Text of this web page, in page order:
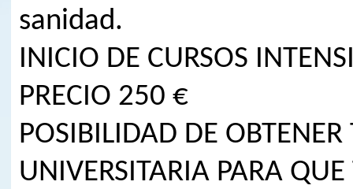
sanidad.
INICIO DE CURSOS
PRECIO 250 €
POSIBILIDAD DE
UNIVERSITARIA PARA